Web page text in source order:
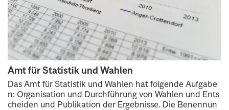
Amt für Statistik und Wahlen
Das Amt für Statistik und Wahlen hat folgende Aufgabe
n: Organisation und Durchführung von Wahlen und Ents
cheiden und Publikation der Ergebnisse. Die Benennun